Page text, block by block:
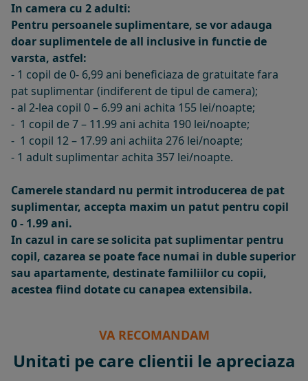
In camera cu 2 adulti:
Pentru persoanele suplimentare, se vor adauga
doar suplimentele de all inclusive in functie de
varsta, astfel:
- 1 copil de 0- 6,99 ani beneficiaza de gratuitate fara
pat suplimentar (indiferent de tipul de camera);
- al 2-lea copil 0 – 6.99 ani achita 155 lei/noapte;
- 1 copil de 7 – 11.99 ani achita 190 lei/noapte;
- 1 copil 12 – 17.99 ani achiita 276 lei/noapte;
- 1 adult suplimentar achita 357 lei/noapte.
Camerele standard nu permit introducerea de pat
suplimentar, accepta maxim un patut pentru copil
0 - 1.99 ani.
In cazul in care se solicita pat suplimentar pentru
copil, cazarea se poate face numai in duble superior
sau apartamente, destinate familiilor cu copii,
acestea fiind dotate cu canapea extensibila.
VA RECOMANDAM
Unitati pe care clientii le apreciaza